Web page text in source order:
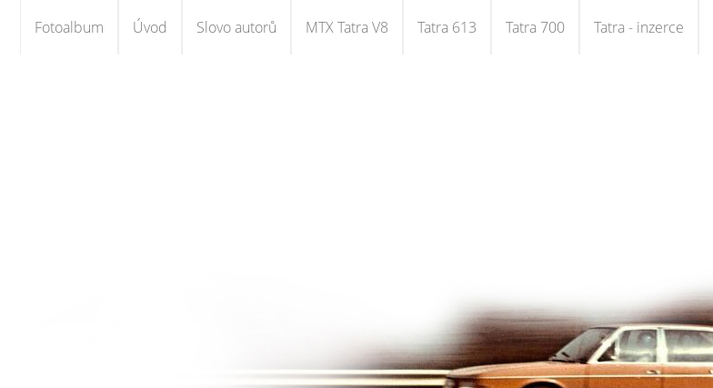
Fotoalbum Úvod Slovo autorů MTX Tatra V8 Tatra 613 Tatra 700 Tatra - inzerce